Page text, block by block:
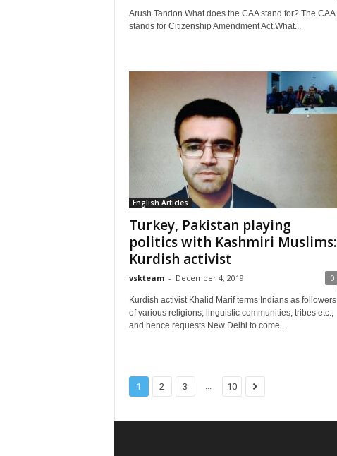
Arush Tandon What does the CAA stand for? The CAA
stands for Citizenship Amendment Act.What...
English Articles
Turkey, Pakistan playing
politics with Kashmiri Muslims:
Kurdish activist
vskteam - December 4, 2019 0
Kurdish activist Khalid Marif terms Indians as followers
of various religions, linguistic communities, tribes etc.,
and hence requests New Delhi to come...
1 2 3 ... 10